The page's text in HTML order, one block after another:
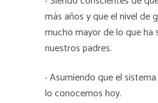
más años y que el nivel de
mucho mayor de lo que ha
nuestros padres.
·Asumiendo que el
lo conocemos hoy.